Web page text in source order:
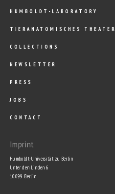
HUMBOLDT-LABORATORY
TIERANATOMISCHES THEATER
COLLECTIONS
NEWSLETTER
PRESS
JOBS
CONTACT
Imprint
Humboldt-Universität zu Berlin
Unter den Linden 6
10099 Berlin